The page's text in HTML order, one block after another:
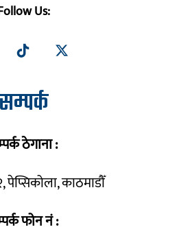
Us:
ठेगाना :
पेप्सिकोला, काठमाडौँ
फोन नं :